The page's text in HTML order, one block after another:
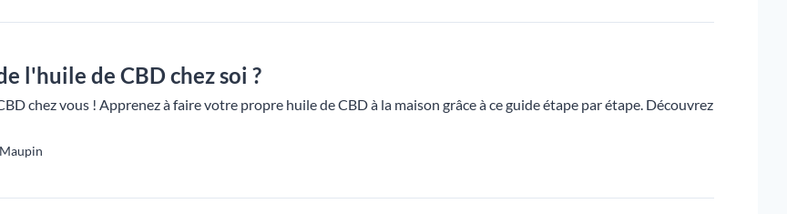
l'huile de CBD chez soi ?
chez vous ! Apprenez à faire votre propre huile de CBD à la maison grâce à ce guide étape par étape. Découvrez